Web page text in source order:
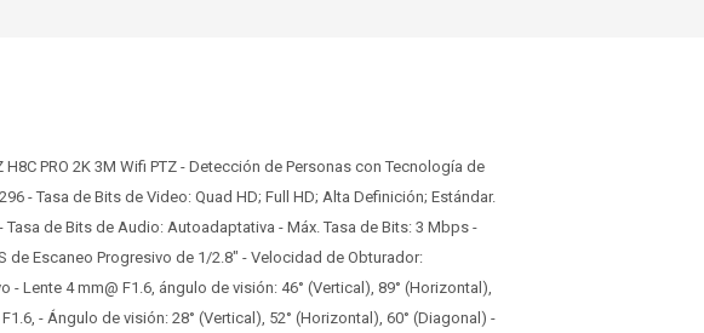
H8C PRO 2K 3M Wifi PTZ - Detección de Personas con Tecnología de
- Tasa de Bits de Video: Quad HD; Full HD; Alta Definición; Estándar.
Tasa de Bits de Audio: Autoadaptativa - Máx. Tasa de Bits: 3 Mbps -
de Escaneo Progresivo de 1/2.8" - Velocidad de Obturador:
- Lente 4 mm@ F1.6, ángulo de visión: 46° (Vertical), 89° (Horizontal),
- Ángulo de visión: 28° (Vertical), 52° (Horizontal), 60° (Diagonal) -